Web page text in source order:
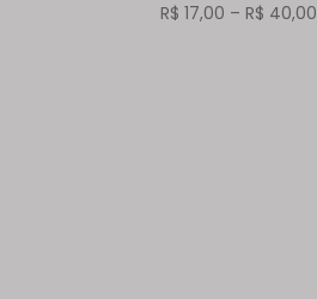
R$ 17,00 – R$ 40,00